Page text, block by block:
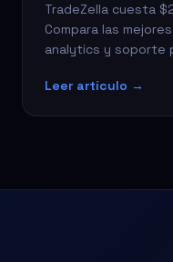
TradeZella cuesta
Compara las
analytics y soporte
Leer artículo →